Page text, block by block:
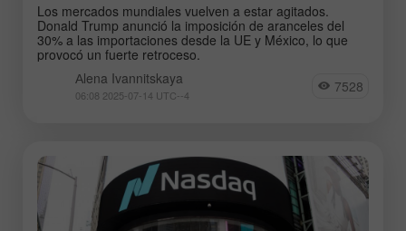
Los mercados mundiales vuelven a estar agitados.
Donald Trump anunció la imposición de aranceles del
30% a las importaciones desde la UE y México, lo que
provocó un fuerte retroceso.
Аlena Ivannitskaya
06:08 2025-07-14 UTC--4 7528